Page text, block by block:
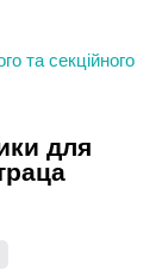
та секційного
для